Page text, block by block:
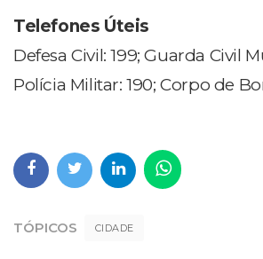
Telefones Úteis
Defesa Civil: 199; Guarda Civil
Polícia Militar: 190; Corpo de
TÓPICOS CIDADE